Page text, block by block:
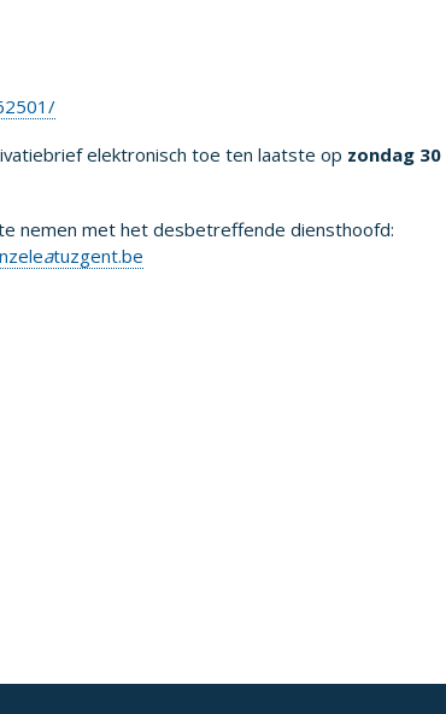
elektronisch toe ten laatste op zondag 30
nemen met het desbetreffende diensthoofd:
atuzgent.be